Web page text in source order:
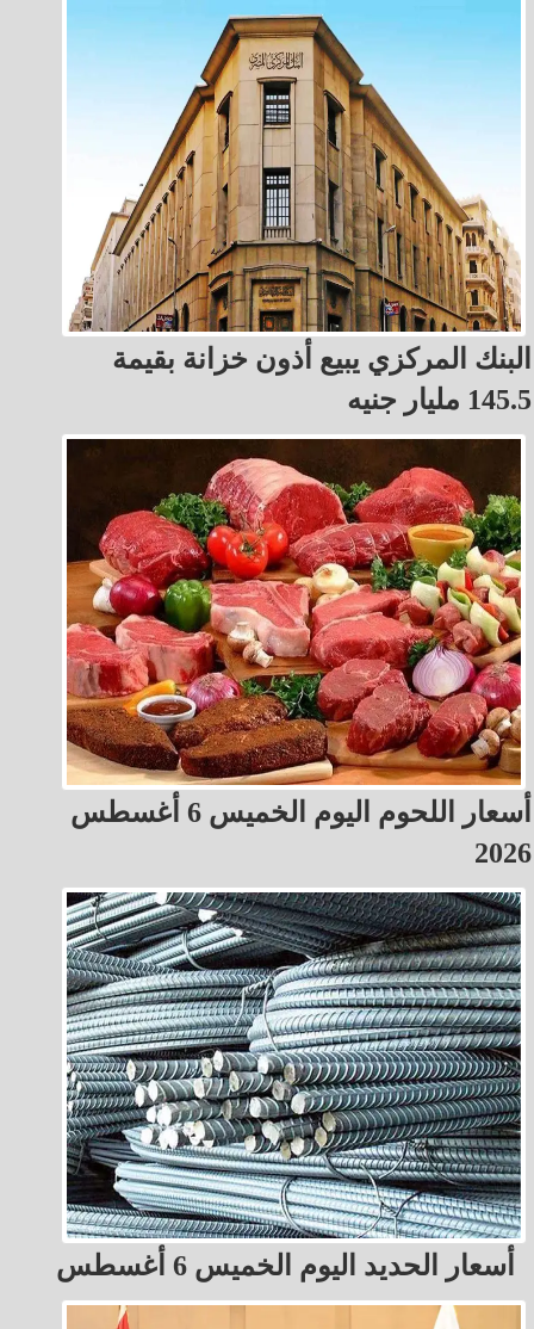
البنك المركزي يبيع أذون خزانة بقيمة
145.5 مليار جنيه
أسعار اللحوم اليوم الخميس 6 أغسطس
2026
أسعار الحديد اليوم الخميس 6 أغسطس